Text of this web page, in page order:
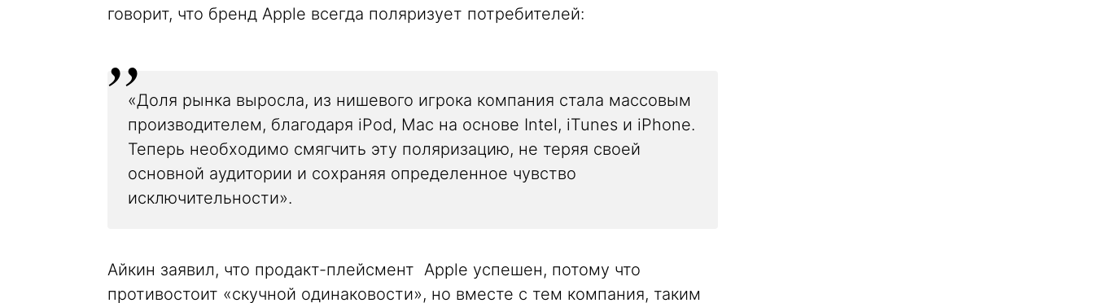
говорит, что бренд Apple всегда поляризует потребителей:
«Доля рынка выросла, из нишевого игрока компания стала массовым
производителем, благодаря iPod, Mac на основе Intel, iTunes и iPhone.
Теперь необходимо смягчить эту поляризацию, не теряя своей
основной аудитории и сохраняя определенное чувство
исключительности».
Айкин заявил, что продакт-плейсмент Apple успешен, потому что
противостоит «скучной одинаковости», но вместе с тем компания, таким